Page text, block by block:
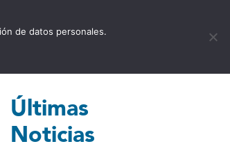
CONTÁCTENOS
Últimas
Noticias
de datos personales.